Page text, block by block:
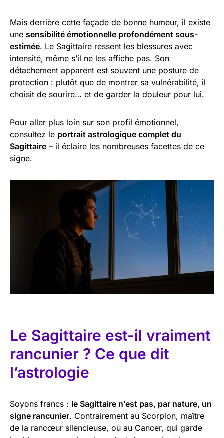
Mais derrière cette façade de bonne humeur, il existe
une sensibilité émotionnelle profondément sous-
estimée. Le Sagittaire ressent les blessures avec
intensité, même s’il ne les affiche pas. Son
détachement apparent est souvent une posture de
protection : plutôt que de montrer sa vulnérabilité, il
choisit de sourire… et de garder la douleur pour lui.
Pour aller plus loin sur son profil émotionnel,
consultez le portrait astrologique complet du
Sagittaire – il éclaire les nombreuses facettes de ce
signe.
Le Sagittaire est-il vraiment
rancunier ? Ce que dit
l’astrologie
Soyons francs : le Sagittaire n’est pas, par nature, un
signe rancunier. Contrairement au Scorpion, maître
de la rancœur silencieuse, ou au Cancer, qui garde